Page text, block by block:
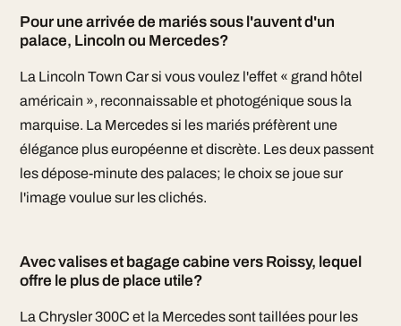
Pour une arrivée de mariés sous l'auvent d'un
palace, Lincoln ou Mercedes?
La Lincoln Town Car si vous voulez l'effet « grand hôtel
américain », reconnaissable et photogénique sous la
marquise. La Mercedes si les mariés préfèrent une
élégance plus européenne et discrète. Les deux passent
les dépose-minute des palaces; le choix se joue sur
l'image voulue sur les clichés.
Avec valises et bagage cabine vers Roissy, lequel
offre le plus de place utile?
La Chrysler 300C et la Mercedes sont taillées pour les